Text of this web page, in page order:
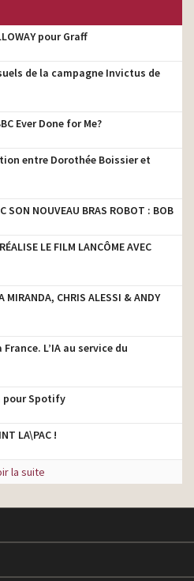
pour Graff
de la campagne Invictus de
Ever Done for Me?
entre Dorothée Boissier et
SON NOUVEAU BRAS ROBOT : BOB
LE FILM LANCÔME AVEC
MIRANDA, CHRIS ALESSI & ANDY
L’IA au service du
pour Spotify
LA\PAC !
la suite